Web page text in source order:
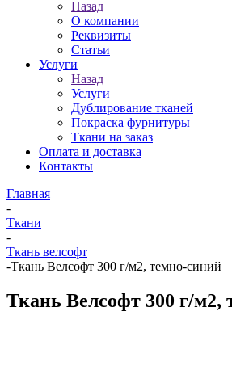
Назад
О компании
Реквизиты
Статьи
Услуги
Назад
Услуги
Дублирование тканей
Покраска фурнитуры
Ткани на заказ
Оплата и доставка
Контакты
Главная
-
Ткани
-
Ткань велсофт
-Ткань Велсофт 300 г/м2, темно-синий
Ткань Велсофт 300 г/м2,